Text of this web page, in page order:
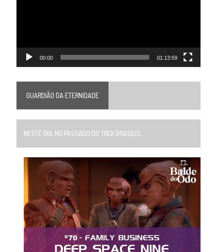
00:00 01:13:59
GUARDIÃO DA ETERNIDADE
NESTE DIA, NO PASSADO DO TREK BRASILIS...